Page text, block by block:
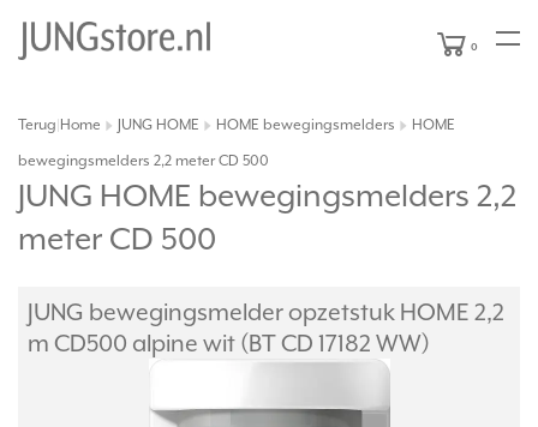
0
Terug Home JUNG HOME HOME bewegingsmelders HOME
bewegingsmelders 2,2 meter CD 500
JUNG HOME bewegingsmelders 2,2
meter CD 500
JUNG bewegingsmelder opzetstuk HOME 2,2
m CD500 alpine wit (BT CD 17182 WW)